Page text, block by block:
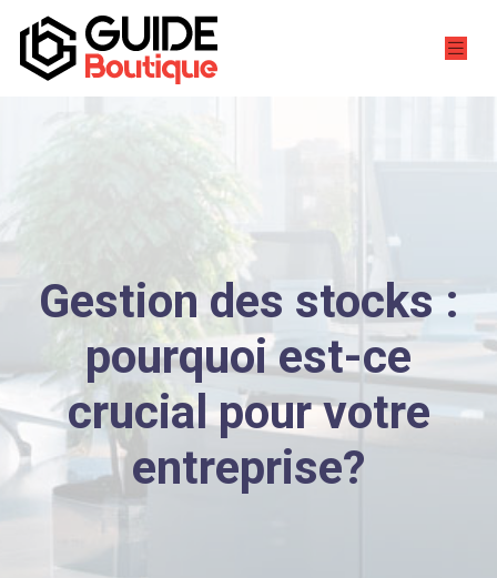
Gestion des stocks :
pourquoi est-ce
crucial pour votre
entreprise?